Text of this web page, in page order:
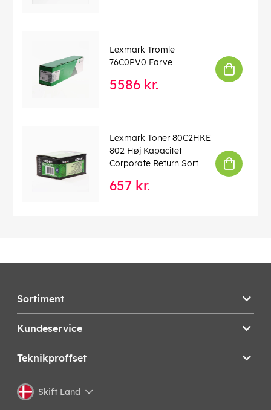
Lexmark Tromle
76C0PV0 Farve
5586 kr.
Lexmark Toner 80C2HKE
802 Høj Kapacitet
Corporate Return Sort
657 kr.
Sortiment
Kundeservice
Teknikproffset
Skift Land